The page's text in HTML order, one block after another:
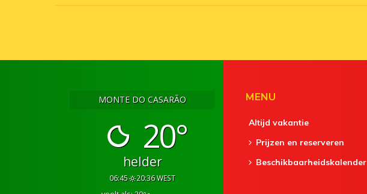
MONTE DO CASARÃO
20°
helder
06:45 20:36 WEST
MENU
Altijd vakantie
Prijzen en reserveren
Beschikbaarheidskalender